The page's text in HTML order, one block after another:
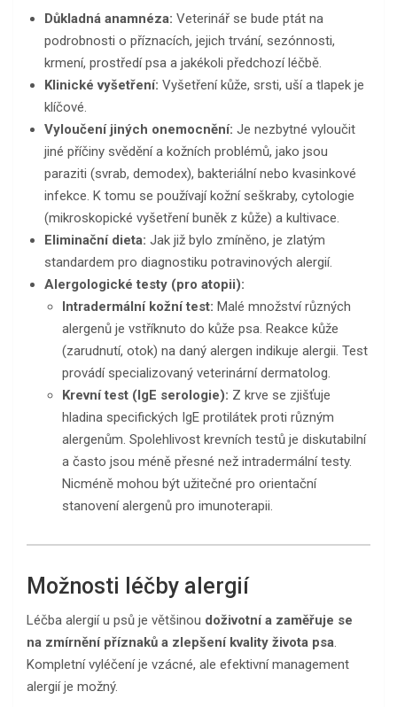
Důkladná anamnéza: Veterinář se bude ptát na
podrobnosti o příznacích, jejich trvání, sezónnosti,
krmení, prostředí psa a jakékoli předchozí léčbě.
Klinické vyšetření: Vyšetření kůže, srsti, uší a tlapek je
klíčové.
Vyloučení jiných onemocnění: Je nezbytné vyloučit
jiné příčiny svědění a kožních problémů, jako jsou
paraziti (svrab, demodex), bakteriální nebo kvasinkové
infekce. K tomu se používají kožní seškraby, cytologie
(mikroskopické vyšetření buněk z kůže) a kultivace.
Eliminační dieta: Jak již bylo zmíněno, je zlatým
standardem pro diagnostiku potravinových alergií.
Alergologické testy (pro atopii):
Intradermální kožní test: Malé množství různých
alergenů je vstříknuto do kůže psa. Reakce kůže
(zarudnutí, otok) na daný alergen indikuje alergii. Test
provádí specializovaný veterinární dermatolog.
Krevní test (IgE serologie): Z krve se zjišťuje
hladina specifických IgE protilátek proti různým
alergenům. Spolehlivost krevních testů je diskutabilní
a často jsou méně přesné než intradermální testy.
Nicméně mohou být užitečné pro orientační
stanovení alergenů pro imunoterapii.
Možnosti léčby alergií
Léčba alergií u psů je většinou doživotní a zaměřuje se
na zmírnění příznaků a zlepšení kvality života psa.
Kompletní vyléčení je vzácné, ale efektivní management
alergií je možný.